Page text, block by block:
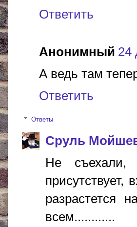
Ответить
Анонимный 24
А ведь там
Ответить
Ответы
Сруль
Не съехали,
присутствует,
разрастется
всем............